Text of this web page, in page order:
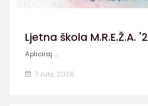
Ljetna škola M.R.E.Ž.A.
Apliciraj ...
7 Jula, 2026